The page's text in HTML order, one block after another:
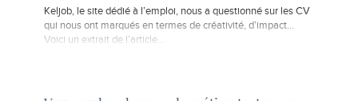
Keljob, le site dédié à l’emploi, nous a questionné sur les CV
qui nous ont marqués en termes de créativité, d’impact...
Voici un extrait de l’article...